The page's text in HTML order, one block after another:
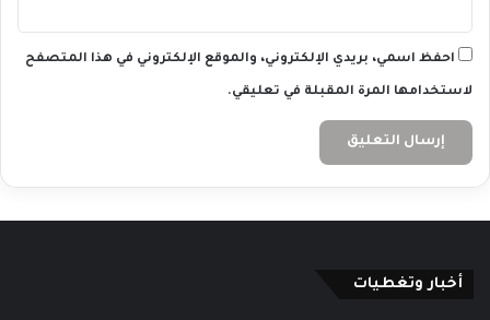
احفظ اسمي، بريدي الإلكتروني، والموقع الإلكتروني في هذا المتصفح
لاستخدامها المرة المقبلة في تعليقي.
أخبار وتغطيات